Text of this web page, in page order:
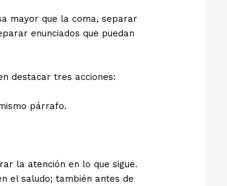
mayor que la coma, separar
enunciados que puedan
destacar tres acciones:
párrafo.
la atención en lo que sigue.
el saludo; también antes de